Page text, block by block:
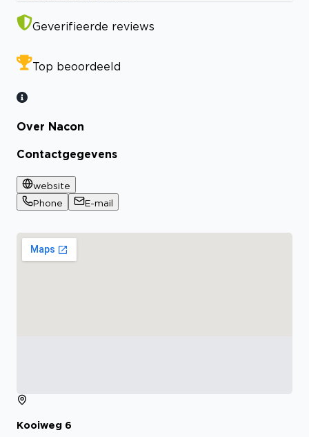
Geverifieerde reviews
Top beoordeeld
Over Nacon
Contactgegevens
website
Phone
E-mail
Kooiweg 6